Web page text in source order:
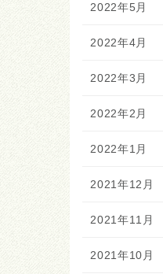
2022年5月
2022年4月
2022年3月
2022年2月
2022年1月
2021年12月
2021年11月
2021年10月